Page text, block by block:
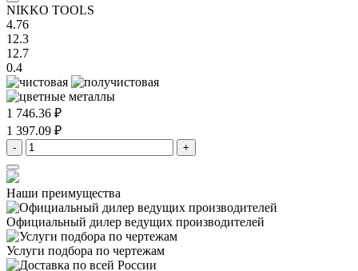
NIKKO TOOLS
4.76
12.3
12.7
0.4
1 746.36 ₽
1 397.09 ₽
- +
Наши преимущества
Официальный дилер ведущих производителей
Услуги подбора по чертежам